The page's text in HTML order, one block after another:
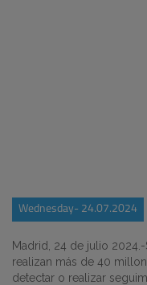
Wednesday- 24.07.2024
Madrid, 24 de julio 2024.-
realizan más de 40
detectar o realizar